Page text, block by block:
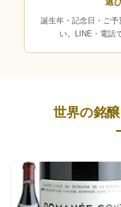
誕生年・記念日・ご予
い。LINE・電話
世界の銘